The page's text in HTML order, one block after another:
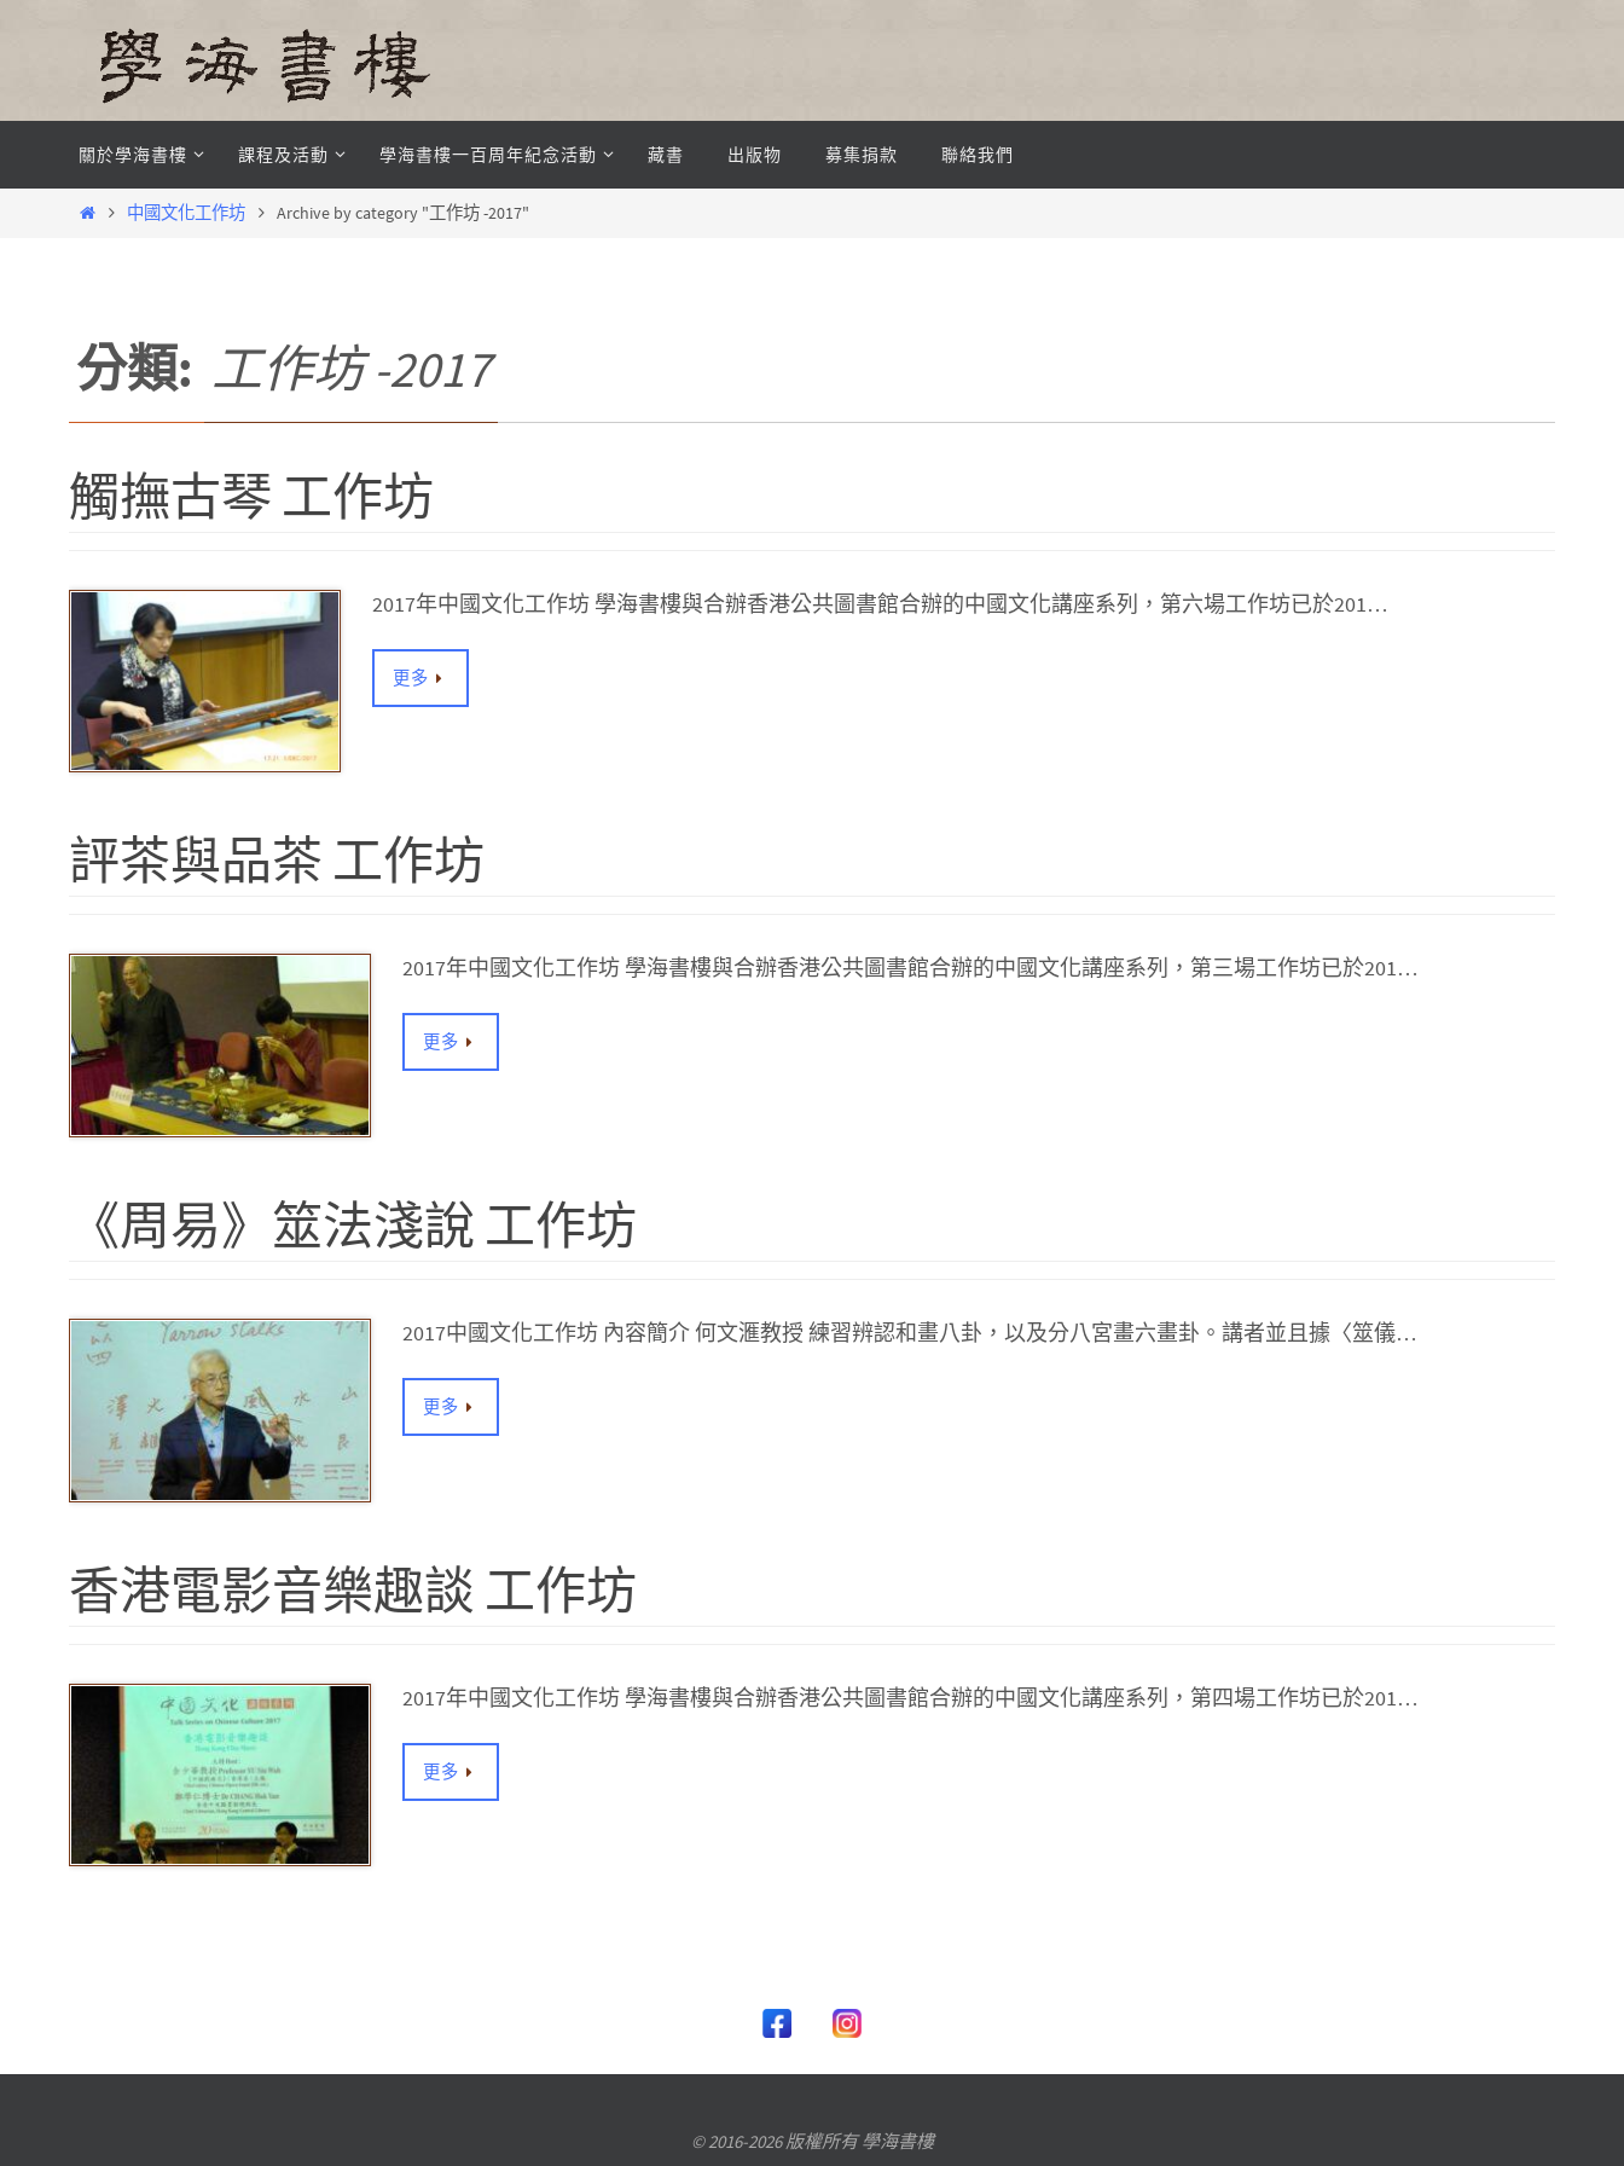
content
關於學海書樓 課程及活動 學海書樓一百周年紀念活動 藏書 出版物 募集捐款 聯絡我們
Home中國文化工作坊 Archive by category "工作坊 -2017"
分類: 工作坊 -2017
觸撫古琴 工作坊
2017年中國文化工作坊 學海書樓與合辦香港公共圖書館合辦的中國文化講座系列，第六場工作坊已於201…
更多
評茶與品茶 工作坊
2017年中國文化工作坊 學海書樓與合辦香港公共圖書館合辦的中國文化講座系列，第三場工作坊已於201…
更多
《周易》筮法淺說 工作坊
2017中國文化工作坊 內容簡介 何文滙教授 練習辨認和畫八卦，以及分八宮畫六畫卦。講者並且據〈筮儀…
更多
香港電影音樂趣談 工作坊
2017年中國文化工作坊 學海書樓與合辦香港公共圖書館合辦的中國文化講座系列，第四場工作坊已於201…
更多
© 2016-2026 版權所有 學海書樓